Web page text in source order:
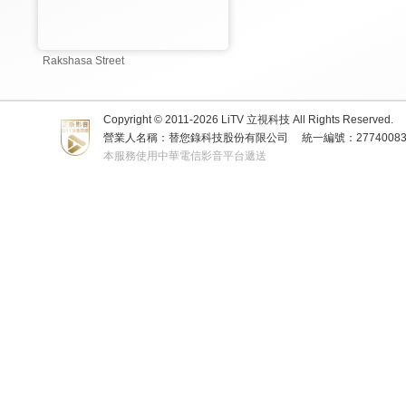
Rakshasa Street
Copyright © 2011-2026 LiTV 立視科技 All Rights Reserved.
營業人名稱：替您錄科技股份有限公司
統一編號：
本服務使用中華電信影音平台遞送